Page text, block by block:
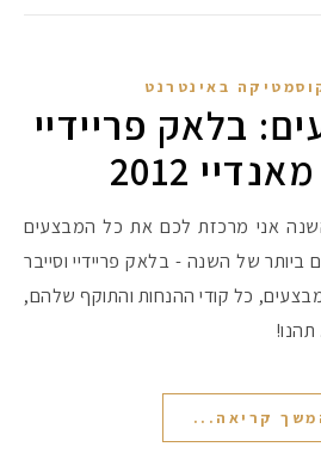
באינטרנט
בלאק פריידיי
2012
ביותר של השנה - בלאק פריידיי וסייבר
כל קודי ההנחות והתוקף שלהם,
קריאה...